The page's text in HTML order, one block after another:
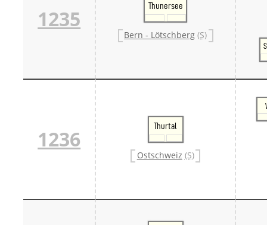
1235
Thunersee
Bern - Lötschberg (S)
1236
Thurtal
Ostschweiz (S)